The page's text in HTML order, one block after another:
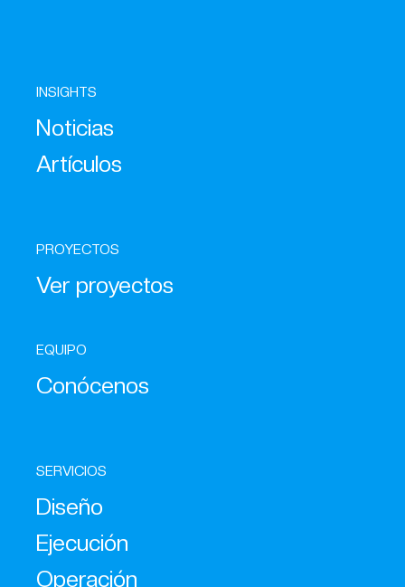
INSIGHTS
Noticias
Artículos
PROYECTOS
Ver proyectos
EQUIPO
Conócenos
SERVICIOS
Diseño
Ejecución
Operación